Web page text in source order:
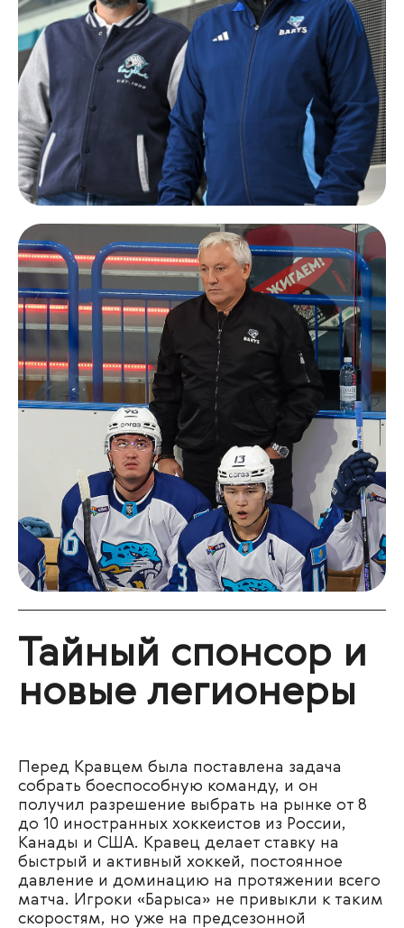
Тайный спонсор и
новые легионеры
Перед Кравцем была поставлена задача
собрать боеспособную команду, и он
получил разрешение выбрать на рынке от 8
до 10 иностранных хоккеистов из России,
Канады и США. Кравец делает ставку на
быстрый и активный хоккей, постоянное
давление и доминацию на протяжении всего
матча. Игроки «Барыса» не привыкли к таким
скоростям, но уже на предсезонной